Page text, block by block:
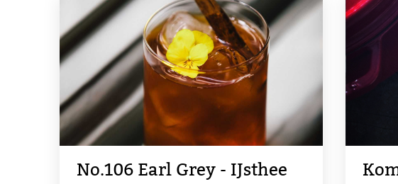
No.106 Earl Grey - IJsthee